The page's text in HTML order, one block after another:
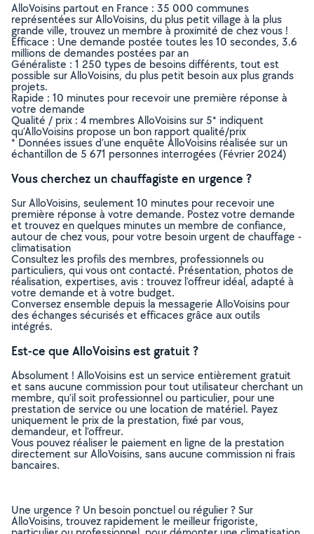
AlloVoisins partout en France : 35 000 communes
représentées sur AlloVoisins, du plus petit village à la plus
grande ville, trouvez un membre à proximité de chez vous !
Efficace : Une demande postée toutes les 10 secondes, 3.6
millions de demandes postées par an
Généraliste : 1 250 types de besoins différents, tout est
possible sur AlloVoisins, du plus petit besoin aux plus grands
projets.
Rapide : 10 minutes pour recevoir une première réponse à
votre demande
Qualité / prix : 4 membres AlloVoisins sur 5* indiquent
qu’AlloVoisins propose un bon rapport qualité/prix
* Données issues d’une enquête AlloVoisins réalisée sur un
échantillon de 5 671 personnes interrogées (Février 2024)
Vous cherchez un chauffagiste en urgence ?
Sur AlloVoisins, seulement 10 minutes pour recevoir une
première réponse à votre demande. Postez votre demande
et trouvez en quelques minutes un membre de confiance,
autour de chez vous, pour votre besoin urgent de chauffage -
climatisation
Consultez les profils des membres, professionnels ou
particuliers, qui vous ont contacté. Présentation, photos de
réalisation, expertises, avis : trouvez l'offreur idéal, adapté à
votre demande et à votre budget.
Conversez ensemble depuis la messagerie AlloVoisins pour
des échanges sécurisés et efficaces grâce aux outils
intégrés.
Est-ce que AlloVoisins est gratuit ?
Absolument ! AlloVoisins est un service entièrement gratuit
et sans aucune commission pour tout utilisateur cherchant un
membre, qu’il soit professionnel ou particulier, pour une
prestation de service ou une location de matériel. Payez
uniquement le prix de la prestation, fixé par vous,
demandeur, et l’offreur.
Vous pouvez réaliser le paiement en ligne de la prestation
directement sur AlloVoisins, sans aucune commission ni frais
bancaires.
Une urgence ? Un besoin ponctuel ou régulier ? Sur
AlloVoisins, trouvez rapidement le meilleur frigoriste,